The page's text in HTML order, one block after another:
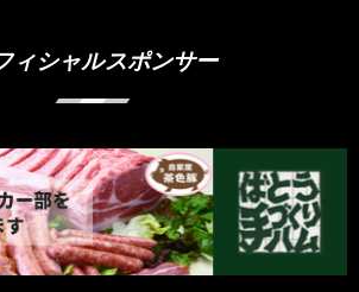
ィシャルスポンサー